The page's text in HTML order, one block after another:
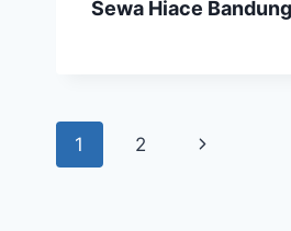
Sewa Hiace Bandung
Page
navigation
1 2
Next